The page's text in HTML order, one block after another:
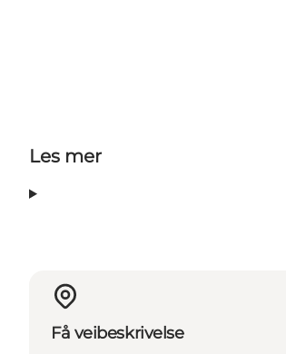
Les mer
Få veibeskrivelse